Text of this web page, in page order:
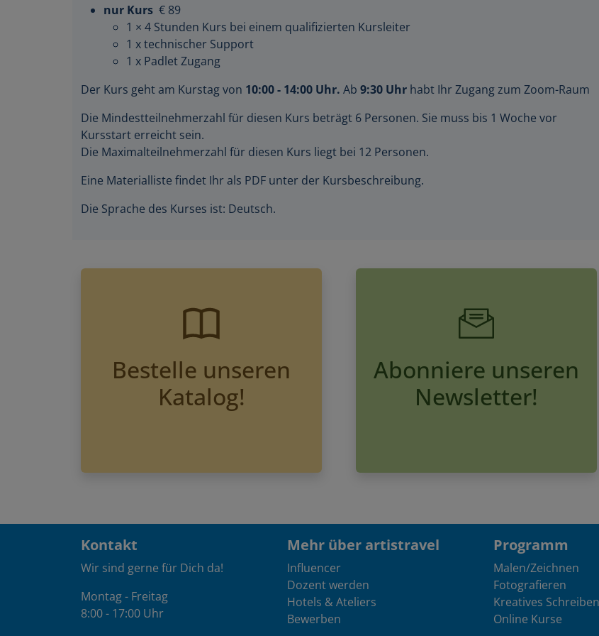
nur Kurs € 89
1 × 4 Stunden Kurs bei einem qualifizierten Kursleiter
1 x technischer Support
1 x Padlet Zugang
Der Kurs geht am Kurstag von 10:00 - 14:00 Uhr. Ab 9:30 Uhr habt Ihr Zugang zum Zoom-Raum
Die Mindestteilnehmerzahl für diesen Kurs beträgt 6 Personen. Sie muss bis 1 Woche vor
Kursstart erreicht sein.
Die Maximalteilnehmerzahl für diesen Kurs liegt bei 12 Personen.
Eine Materialliste findet Ihr als PDF unter der Kursbeschreibung.
Die Sprache des Kurses ist: Deutsch.
Bestelle unseren
Katalog!
Abonniere unseren
Newsletter!
Kontakt
Wir sind gerne für Dich da!
Montag - Freitag
8:00 - 17:00 Uhr
Mehr über artistravel
Influencer
Dozent werden
Hotels & Ateliers
Bewerben
Programm
Malen/Zeichnen
Fotografieren
Kreatives Schreiben
Online Kurse